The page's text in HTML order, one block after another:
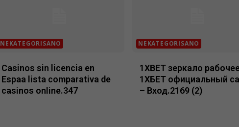
NEKATEGORISANO
Casinos sin licencia en
Espaa lista comparativa de
casinos online.347
NEKATEGORISANO
1XBET зеркало
1ХБЕТ официальный
– Вход.2169 (2)